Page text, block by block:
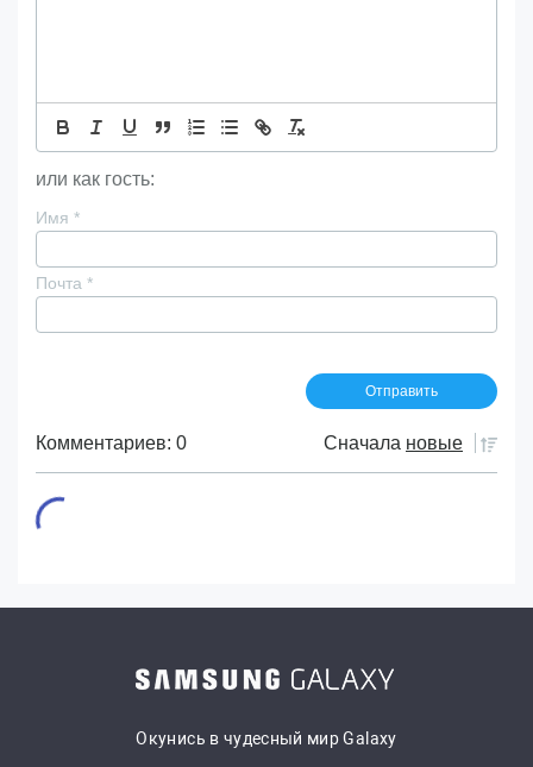
или как гость:
Имя *
Почта *
Комментариев: 0 Сначала новые
Окунись в чудесный мир Galaxy